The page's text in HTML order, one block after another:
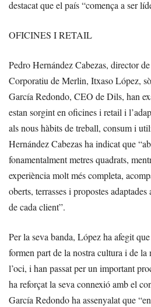
destacat que el país “comença a ser
OFICINES I RETAIL
Pedro Hernández Cabezas, director
Corporatiu de Merlin, Itxaso López,
García Redondo, CEO de Dils, han
estan sorgint en oficines i retail i
als nous hàbits de treball, consum i
Hernández Cabezas ha indicat que
fonamentalment metres quadrats,
experiència molt més completa,
oberts, terrasses i propostes adaptades
de cada client”.
Per la seva banda, López ha afegit
formen part de la nostra cultura i de la
l’oci, i han passat per un important
ha reforçat la seva connexió amb el
García Redondo ha assenyalat que